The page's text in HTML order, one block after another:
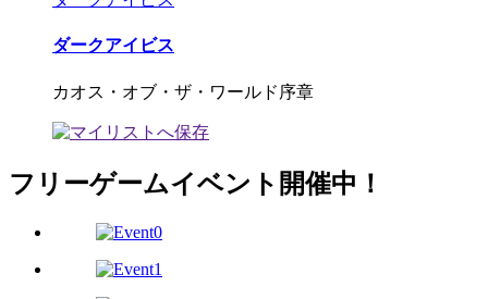
ダークアイビス
カオス・オブ・ザ・ワールド序章
フリーゲームイベント開催中！